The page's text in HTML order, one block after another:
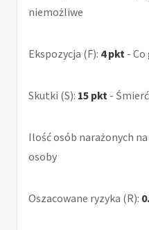
niemożliwe
Ekspozycja (F): 4 pkt -
Skutki (S): 15 pkt - Śmierć
Ilość osób narażonych
osoby
Oszacowane ryzyka (R):